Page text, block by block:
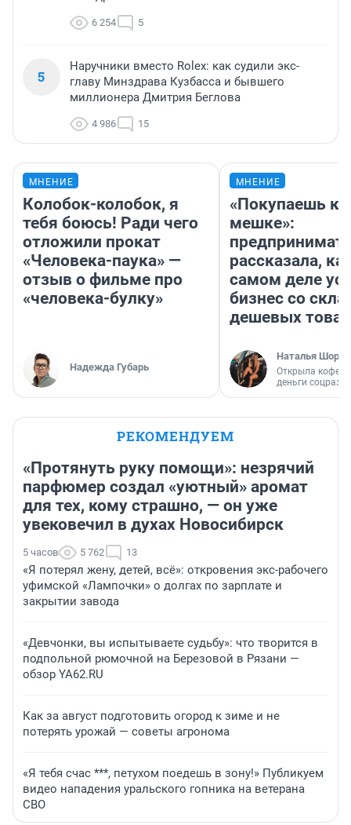
6 254 5
5
Наручники вместо Rolex: как судили экс-
главу Минздрава Кузбасса и бывшего
миллионера Дмитрия Беглова
4 986 15
МНЕНИЕ
Колобок-колобок, я
тебя боюсь! Ради чего
отложили прокат
«Человека-паука» —
отзыв о фильме про
«человека-булку»
Надежда Губарь
МНЕНИЕ
«Покупаешь
мешке»:
рассказала,
самом деле
бизнес со
дешевых
Наталья
Открыла
деньги
РЕКОМЕНДУЕМ
«Протянуть руку помощи»: незрячий
парфюмер создал «уютный» аромат
для тех, кому страшно, — он уже
увековечил в духах Новосибирск
5 часов 5 762 13
«Я потерял жену, детей, всё»: откровения экс-рабочего
уфимской «Лампочки» о долгах по зарплате и
закрытии завода
«Девчонки, вы испытываете судьбу»: что творится в
подпольной рюмочной на Березовой в Рязани —
обзор YA62.RU
Как за август подготовить огород к зиме и не
потерять урожай — советы агронома
«Я тебя счас ***, петухом поедешь в зону!» Публикуем
видео нападения уральского гопника на ветерана
СВО